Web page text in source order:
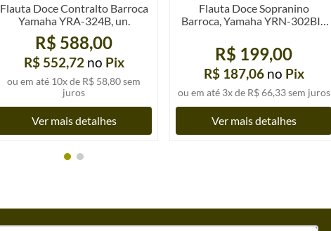
Flauta Doce Contralto Barroca
Yamaha YRA-324B, un.
R$ 588,00
R$ 552,72 no Pix
ou em até 10x de R$ 58,80sem
juros
Ver mais detalhes
Flauta Doce Sopranino
Barroca, Yamaha YRN-302BII,
R$ 199,00
R$ 187,06 no Pix
ou em até 3x de R$ 66,33sem juros
Ver mais detalhes